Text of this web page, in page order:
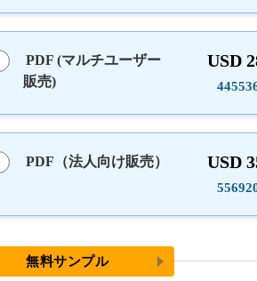
PDF (マルチユーザー
販売)
USD
PDF（法人向け販売） USD
無料サンプル